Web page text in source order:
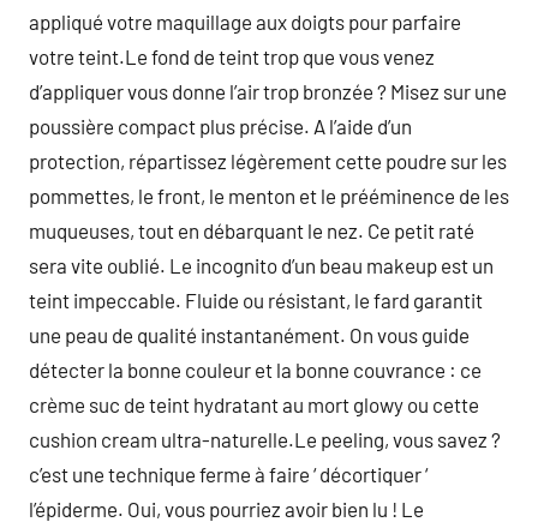
appliqué votre maquillage aux doigts pour parfaire
votre teint.Le fond de teint trop que vous venez
d’appliquer vous donne l’air trop bronzée ? Misez sur une
poussière compact plus précise. A l’aide d’un
protection, répartissez légèrement cette poudre sur les
pommettes, le front, le menton et le prééminence de les
muqueuses, tout en débarquant le nez. Ce petit raté
sera vite oublié. Le incognito d’un beau makeup est un
teint impeccable. Fluide ou résistant, le fard garantit
une peau de qualité instantanément. On vous guide
détecter la bonne couleur et la bonne couvrance : ce
crème suc de teint hydratant au mort glowy ou cette
cushion cream ultra-naturelle.Le peeling, vous savez ?
c’est une technique ferme à faire ‘ décortiquer ‘
l’épiderme. Oui, vous pourriez avoir bien lu ! Le